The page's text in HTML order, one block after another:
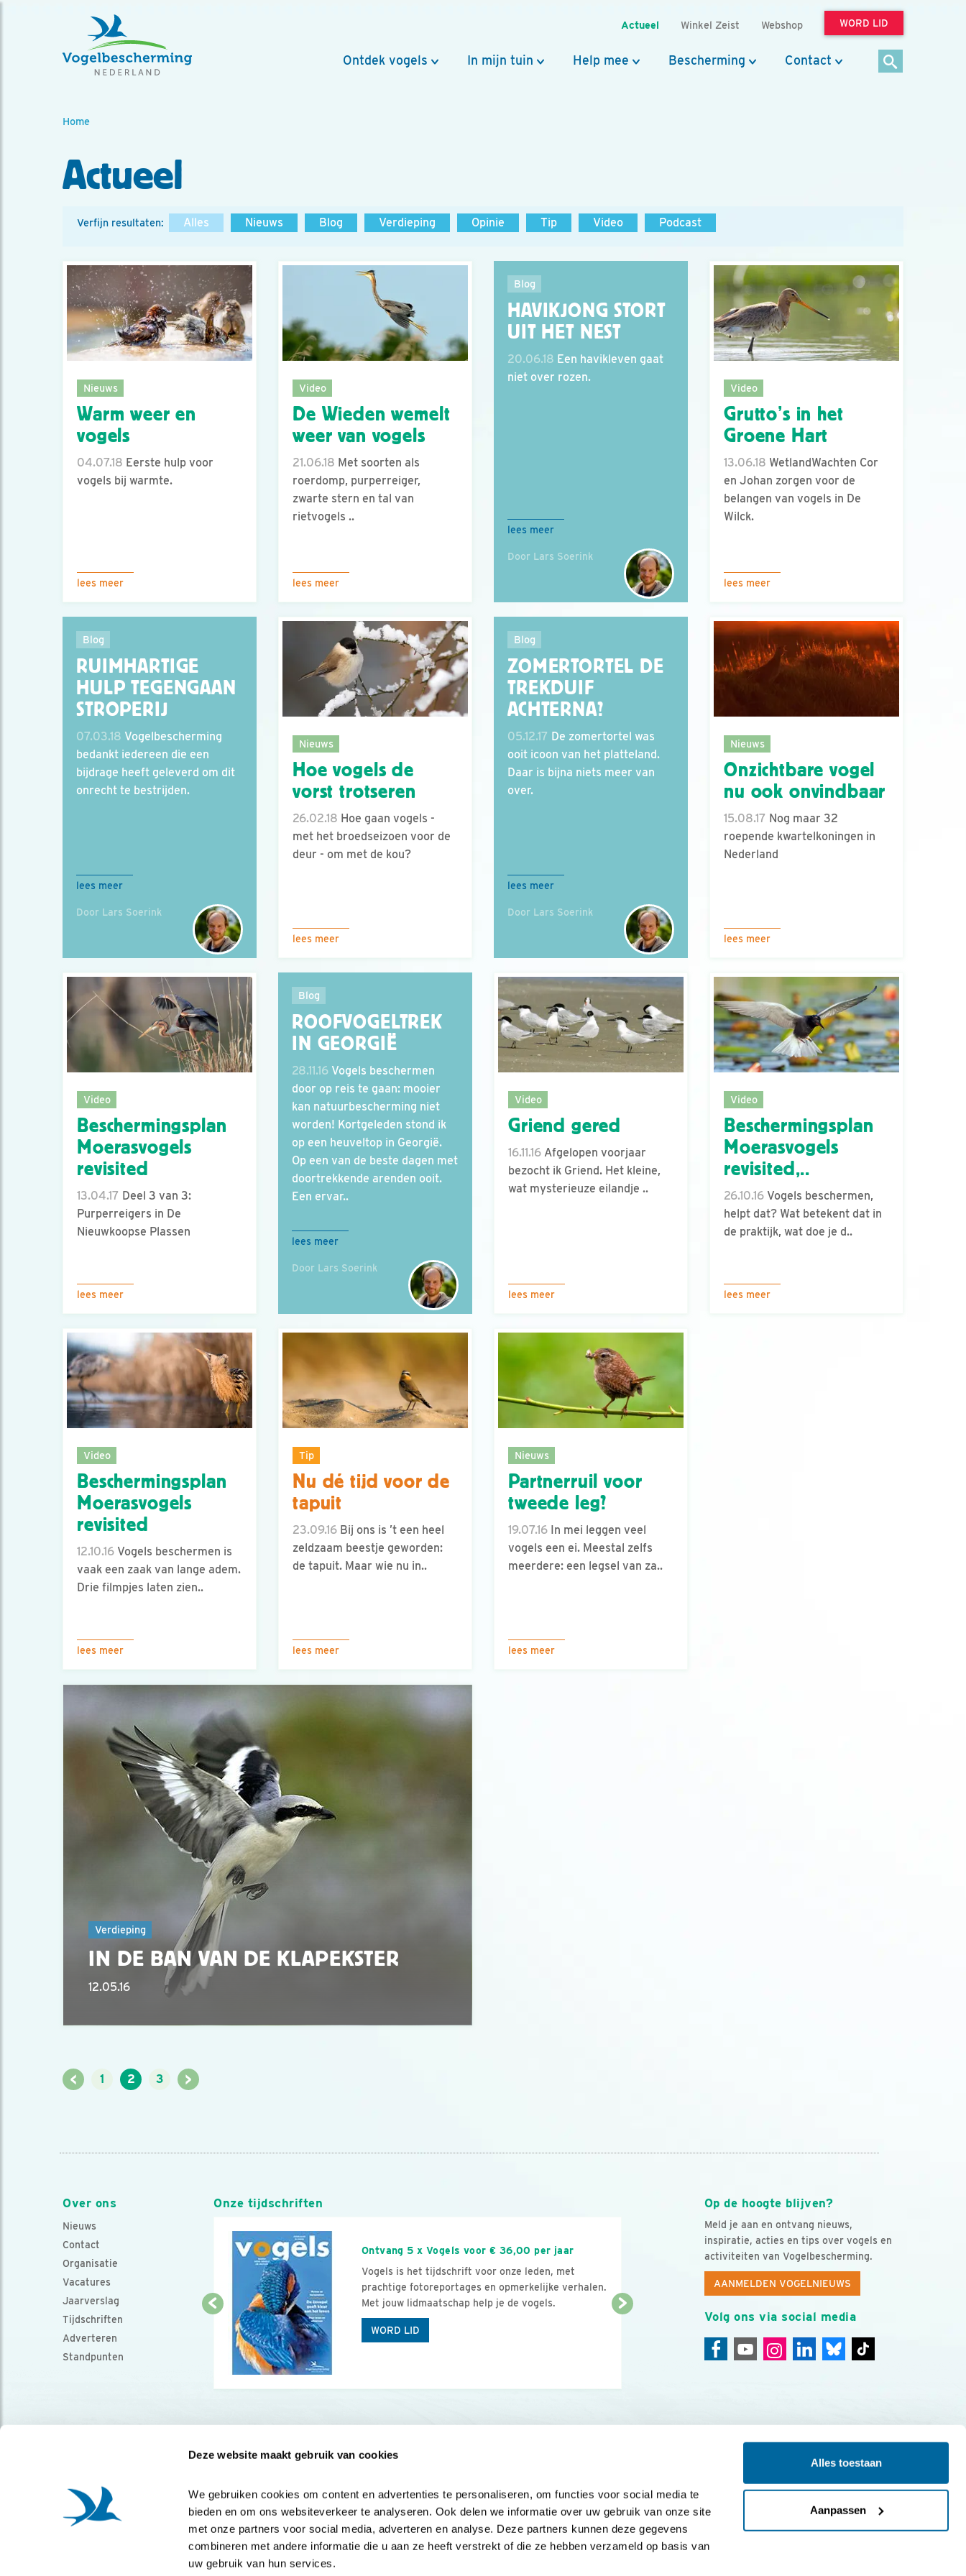
Deze website maakt gebruik van cookies
We gebruiken cookies om content en advertenties te personaliseren, om functies voor social media te
bieden en om ons websiteverkeer te analyseren. Ook delen we informatie over uw gebruik van onze site
met onze partners voor social media, adverteren en analyse. Deze partners kunnen deze gegevens
combineren met andere informatie die u aan ze heeft verstrekt of die ze hebben verzameld op basis van
uw gebruik van hun services.
Alles toestaan
Aanpassen
Actueel Winkel Zeist Webshop WORD LID
Ontdek vogels In mijn tuin Help mee Bescherming Contact
Home
Actueel
Verfijn resultaten: Alles Nieuws Blog Verdieping Opinie Tip Video Podcast
Nieuws
Warm weer en
vogels
04.07.18 Eerste hulp voor
vogels bij warmte.
lees meer
Video
De Wieden wemelt
weer van vogels
21.06.18 Met soorten als
roerdomp, purperreiger,
zwarte stern en tal van
rietvogels ..
lees meer
Blog
HAVIKJONG STORT
UIT HET NEST
20.06.18 Een havikleven gaat
niet over rozen.
lees meer
Door Lars Soerink
Video
Grutto’s in het
Groene Hart
13.06.18 WetlandWachten Cor
en Johan zorgen voor de
belangen van vogels in De
Wilck.
lees meer
Blog
RUIMHARTIGE
HULP TEGENGAAN
STROPERIJ
07.03.18 Vogelbescherming
bedankt iedereen die een
bijdrage heeft geleverd om dit
onrecht te bestrijden.
lees meer
Door Lars Soerink
Nieuws
Hoe vogels de
vorst trotseren
26.02.18 Hoe gaan vogels -
met het broedseizoen voor de
deur - om met de kou?
lees meer
Blog
ZOMERTORTEL DE
TREKDUIF
ACHTERNA?
05.12.17 De zomertortel was
ooit icoon van het platteland.
Daar is bijna niets meer van
over.
lees meer
Door Lars Soerink
Nieuws
Onzichtbare vogel
nu ook onvindbaar
15.08.17 Nog maar 32
roepende kwartelkoningen in
Nederland
lees meer
Video
Beschermingsplan
Moerasvogels
revisited
13.04.17 Deel 3 van 3:
Purperreigers in De
Nieuwkoopse Plassen
lees meer
Blog
ROOFVOGELTREK
IN GEORGIË
28.11.16 Vogels beschermen
door op reis te gaan: mooier
kan natuurbescherming niet
worden! Kortgeleden stond ik
op een heuveltop in Georgië.
Op een van de beste dagen met
doortrekkende arenden ooit.
Een ervar..
lees meer
Door Lars Soerink
Video
Griend gered
16.11.16 Afgelopen voorjaar
bezocht ik Griend. Het kleine,
wat mysterieuze eilandje ..
lees meer
Video
Beschermingsplan
Moerasvogels
revisited,..
26.10.16 Vogels beschermen,
helpt dat? Wat betekent dat in
de praktijk, wat doe je d..
lees meer
Video
Beschermingsplan
Moerasvogels
revisited
12.10.16 Vogels beschermen is
vaak een zaak van lange adem.
Drie filmpjes laten zien..
lees meer
Tip
Nu dé tijd voor de
tapuit
23.09.16 Bij ons is ’t een heel
zeldzaam beestje geworden:
de tapuit. Maar wie nu in..
lees meer
Nieuws
Partnerruil voor
tweede leg?
19.07.16 In mei leggen veel
vogels een ei. Meestal zelfs
meerdere: een legsel van za..
lees meer
Verdieping
IN DE BAN VAN DE KLAPEKSTER
12.05.16
< 1 2 3 >
Over ons
Nieuws
Contact
Organisatie
Vacatures
Jaarverslag
Tijdschriften
Adverteren
Standpunten
Op de hoogte blijven?
Meld je aan en ontvang nieuws,
inspiratie, acties en tips over vogels en
activiteiten van Vogelbescherming.
AANMELDEN VOGELNIEUWS
Volg ons via social media
Onze tijdschriften
Ontvang 5 x Vogels voor € 36,00 per jaar
Vogels is het tijdschrift voor onze leden, met
prachtige fotoreportages en opmerkelijke verhalen.
Met jouw lidmaatschap help je de vogels.
WORD LID